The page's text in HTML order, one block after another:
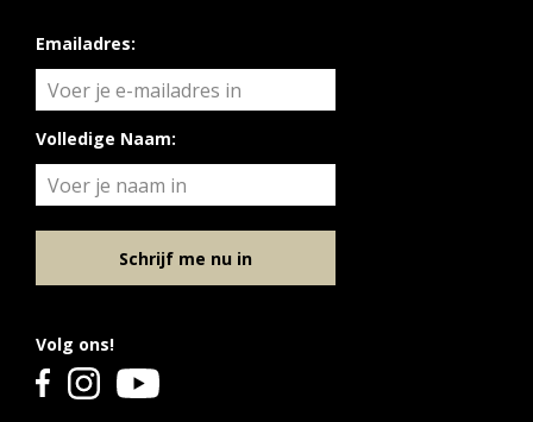
Volg ons!
Emailadres:
Volledige Naam:
Schrijf me nu in